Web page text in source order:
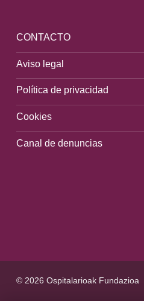
CONTACTO
Aviso legal
Política de privacidad
Cookies
Canal de denuncias
© 2026 Ospitalarioak Fundazioa